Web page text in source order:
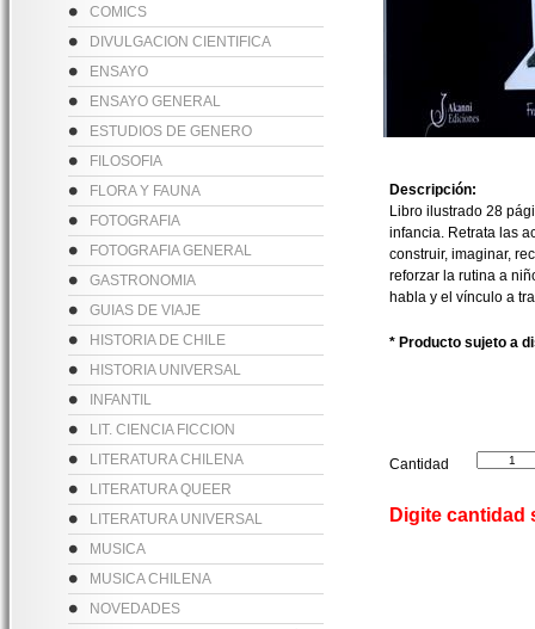
COMICS
DIVULGACION CIENTIFICA
ENSAYO
ENSAYO GENERAL
ESTUDIOS DE GENERO
FILOSOFIA
FLORA Y FAUNA
FOTOGRAFIA
FOTOGRAFIA GENERAL
GASTRONOMIA
GUIAS DE VIAJE
HISTORIA DE CHILE
HISTORIA UNIVERSAL
INFANTIL
LIT. CIENCIA FICCION
LITERATURA CHILENA
LITERATURA QUEER
LITERATURA UNIVERSAL
MUSICA
MUSICA CHILENA
NOVEDADES
Descripción:
Libro ilustrado 28
infancia. Retrata las
construir, imaginar,
reforzar la rutina a
habla y el vínculo a
* Producto sujeto a
Cantidad
Digite